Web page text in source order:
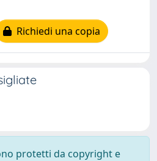
Richiedi una copia
protetti da copyright e